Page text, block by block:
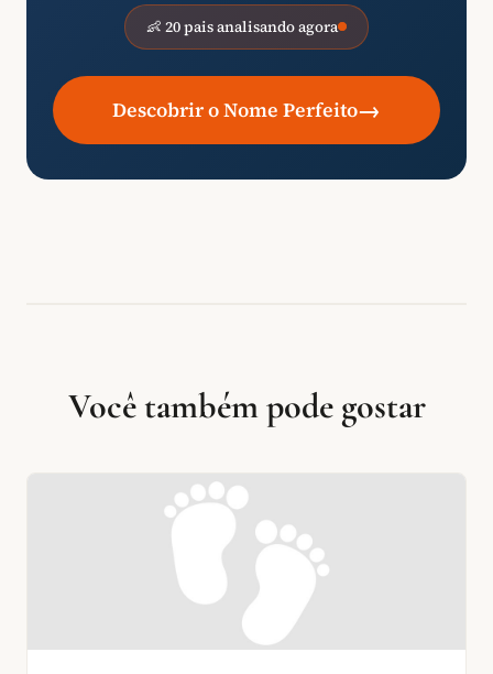
👶 20 pais analisando agora
Descobrir o Nome Perfeito→
Você também pode gostar